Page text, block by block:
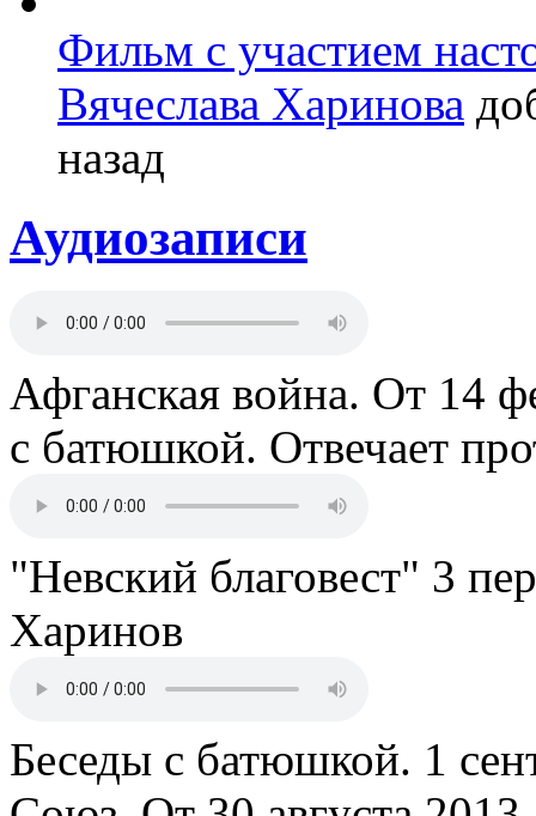
Фильм с участием
Вячеслава Харинова
назад
Аудиозаписи
Афганская война. От 14
с батюшкой. Отвечает
"Невский благовест" 3
Харинов
Беседы с батюшкой. 1